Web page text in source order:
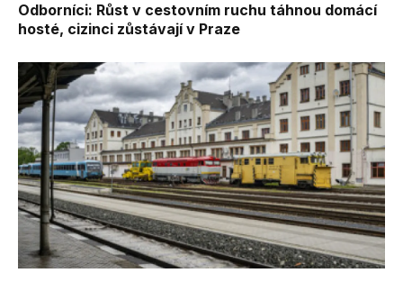
Odborníci: Růst v cestovním ruchu táhnou domácí
hosté, cizinci zůstávají v Praze